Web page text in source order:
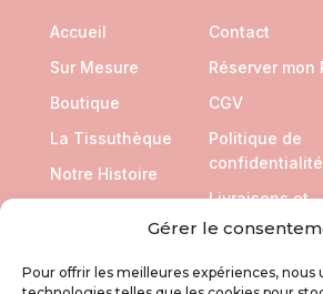
Gérer le
Pour offrir les meilleures expériences, nous
Accueil
Sur Mesure
Boutique
La Tissuthèque
Notre Histoire
Contact
Réserver mon
CGV
Politique de
confidentialité
Livraisons et
Retours